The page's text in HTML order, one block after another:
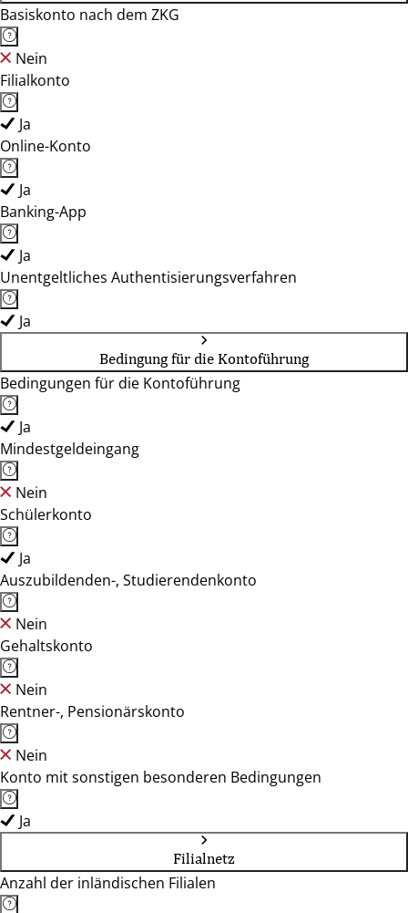
Basiskonto nach dem ZKG
Nein
Filialkonto
Ja
Online-Konto
Ja
Banking-App
Ja
Unentgeltliches Authentisierungsverfahren
Ja
Bedingung für die Kontoführung
Bedingungen für die Kontoführung
Ja
Mindestgeldeingang
Nein
Schülerkonto
Ja
Auszubildenden-, Studierendenkonto
Nein
Gehaltskonto
Nein
Rentner-, Pensionärskonto
Nein
Konto mit sonstigen besonderen Bedingungen
Ja
Filialnetz
Anzahl der inländischen Filialen